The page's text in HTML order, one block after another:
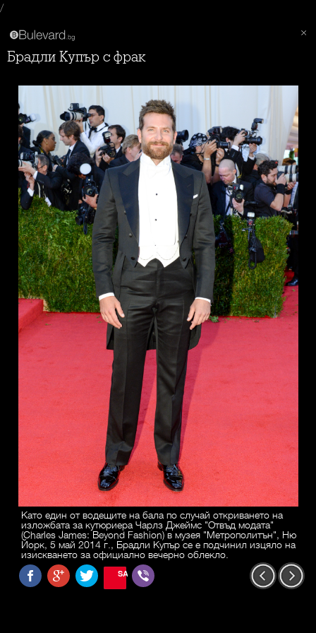
/
Брадли Купър с фрак
Като един от водещите на бала по случай откриването на
изложбата за кутюриера Чарлз Джеймс "Отвъд модата"
(Charles James: Beyond Fashion) в музея "Метрополитън", Ню
Йорк, 5 май 2014 г., Брадли Купър се е подчинил изцяло на
изискването за официално вечерно облекло.
SAVE